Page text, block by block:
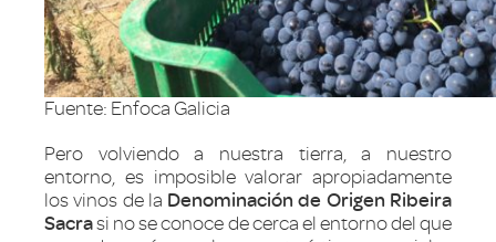
Fuente: Enfoca Galicia
Pero volviendo a nuestra tierra, a nuestro
entorno, es imposible valorar apropiadamente
los vinos de la Denominación de Origen Ribeira
Sacrasi no se conoce de cerca el entorno del que